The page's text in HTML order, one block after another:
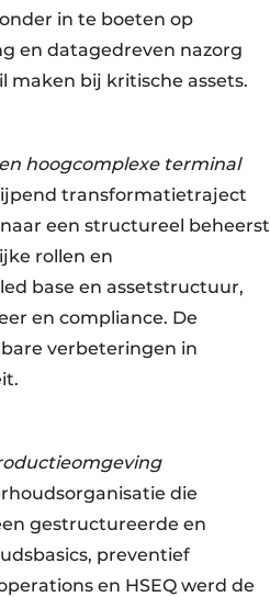
in te boeten op
en datagedreven nazorg
bij kritische assets.
hoogcomplexe terminal
transformatietraject
een structureel beheerst
rollen en
base en assetstructuur,
en compliance. De
verbeteringen in
die
gestructureerde en
preventief
en HSEQ werd de